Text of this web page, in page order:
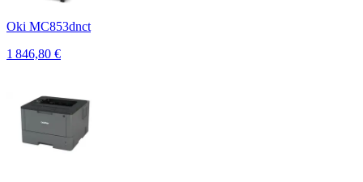
Oki MC853dnct
1 846,80 €